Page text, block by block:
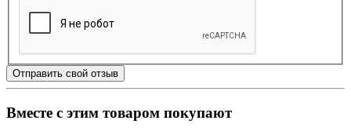
Отправить свой отзыв
Вместе с этим товаром покупают